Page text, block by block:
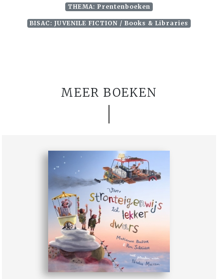
THEMA: Prentenboeken
BISAC: JUVENILE FICTION / Books & Libraries
MEER BOEKEN